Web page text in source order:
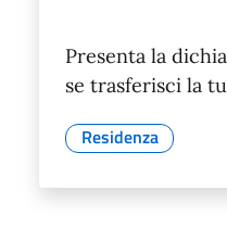
Presenta la
se trasferisci la
Residenza